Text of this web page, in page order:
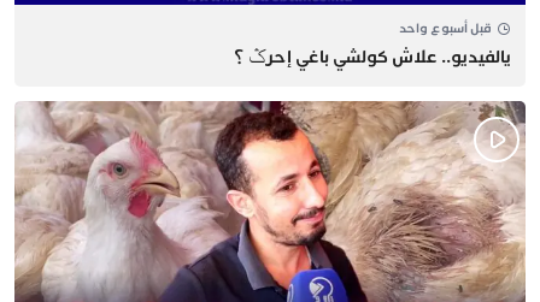
قبل أسبوع واحد
يالفيديو.. علاش كولشي باغي إحرݣ ؟